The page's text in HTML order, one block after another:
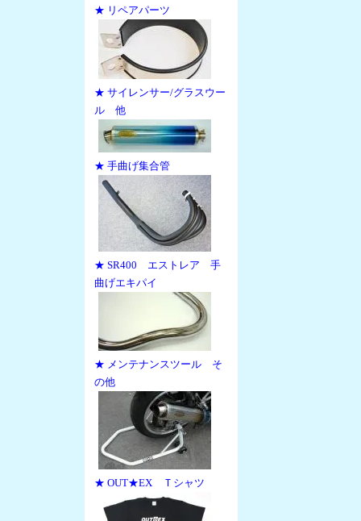
★ リペアパーツ
★ サイレンサー/グラスウー
ル 他
★ 手曲げ集合管
★ SR400 エストレア 手
曲げエキパイ
★ メンテナンスツール そ
の他
★ OUT★EX Ｔシャツ